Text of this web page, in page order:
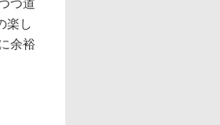
つ道
楽し
余裕